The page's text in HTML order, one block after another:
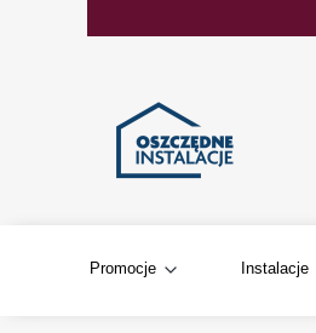
Promocje Instalacje